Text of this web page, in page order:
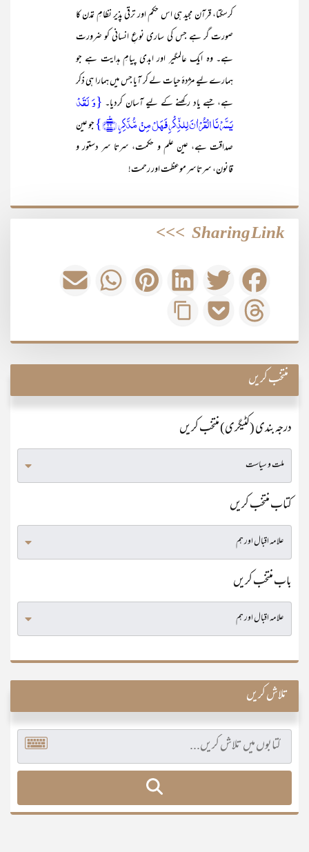
کرسکتا، قرآن مجید ہی اس حکم اور ترقی پذیر نظامِ تمدن کا
صورت گر ہے جس کی ساری نوعِ انسانی کو ضرورت
ہے۔ وہ ایک عالمگیر اور ابدی پیامِ ہدایت ہے جو
ہمارے لیے مژدۂ حیات لے کر آیا جس میں ہمارا ہی ذکر
ہے، جسے یاد رکھنے کے لیے آسان کردیا۔ {وَ لَقَدۡ
یَسَّرۡنَا الۡقُرۡاٰنَ لِلذِّکۡرِ فَہَلۡ مِنۡ مُّدَّکِرٍ ﴿٪۲۲﴾}
جو عین
صداقت ہے، عین علم و حکمت، سرتا سر دستور و
قانون، سرتاسر موعظت اور رحمت!
Sharing Link
>>>
منتخب کریں
درجہ بندی (کٹیگری) منتخب کریں
کتاب منتخب کریں
باب منتخب کریں
تلاش کریں